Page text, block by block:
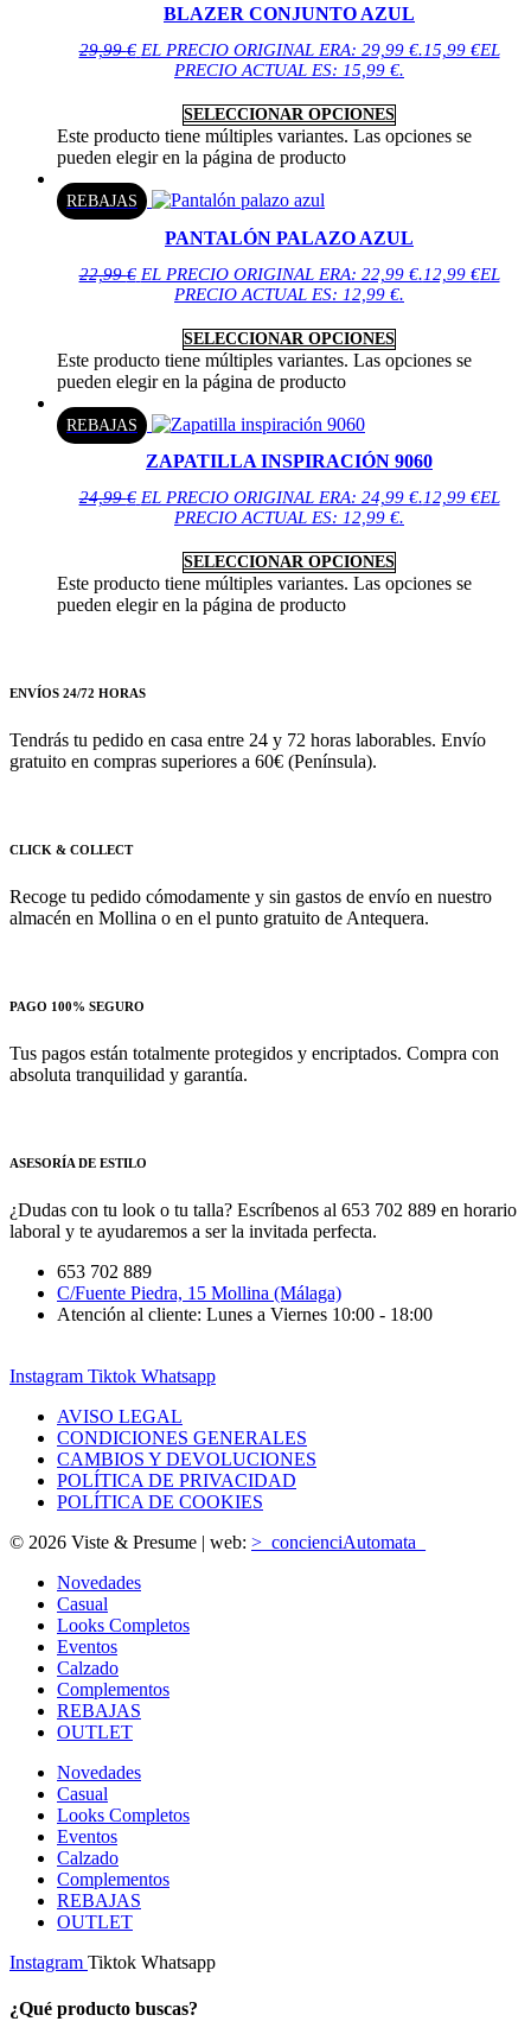
BLAZER CONJUNTO AZUL
29,99€ EL PRECIO ORIGINAL ERA: 29,99 €.15,99 €EL
PRECIO ACTUAL ES: 15,99 €.
SELECCIONAR OPCIONES
Este producto tiene múltiples variantes. Las opciones se
pueden elegir en la página de producto
REBAJAS
PANTALÓN PALAZO AZUL
22,99€ EL PRECIO ORIGINAL ERA: 22,99 €.12,99 €EL
PRECIO ACTUAL ES: 12,99 €.
SELECCIONAR OPCIONES
Este producto tiene múltiples variantes. Las opciones se
pueden elegir en la página de producto
REBAJAS
ZAPATILLA INSPIRACIÓN 9060
24,99€ EL PRECIO ORIGINAL ERA: 24,99 €.12,99 €EL
PRECIO ACTUAL ES: 12,99 €.
SELECCIONAR OPCIONES
Este producto tiene múltiples variantes. Las opciones se
pueden elegir en la página de producto
ENVÍOS 24/72 HORAS
Tendrás tu pedido en casa entre 24 y 72 horas laborables. Envío
gratuito en compras superiores a 60€ (Península).
CLICK & COLLECT
Recoge tu pedido cómodamente y sin gastos de envío en nuestro
almacén en Mollina o en el punto gratuito de Antequera.
PAGO 100% SEGURO
Tus pagos están totalmente protegidos y encriptados. Compra con
absoluta tranquilidad y garantía.
ASESORÍA DE ESTILO
¿Dudas con tu look o tu talla? Escríbenos al 653 702 889 en horario
laboral y te ayudaremos a ser la invitada perfecta.
653 702 889
C/Fuente Piedra, 15 Mollina (Málaga)
Atención al cliente: Lunes a Viernes 10:00 - 18:00
Instagram Tiktok Whatsapp
AVISO LEGAL
CONDICIONES GENERALES
CAMBIOS Y DEVOLUCIONES
POLÍTICA DE PRIVACIDAD
POLÍTICA DE COOKIES
© 2026 Viste & Presume | web: >_concienciAutomata_
Novedades
Casual
Looks Completos
Eventos
Calzado
Complementos
REBAJAS
OUTLET
Novedades
Casual
Looks Completos
Eventos
Calzado
Complementos
REBAJAS
OUTLET
Instagram Tiktok Whatsapp
¿Qué producto buscas?